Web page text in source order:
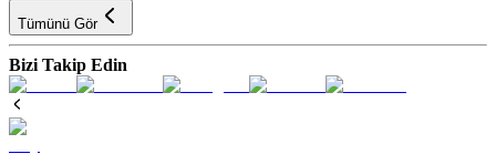
Tümünü Gör
Bizi Takip Edin